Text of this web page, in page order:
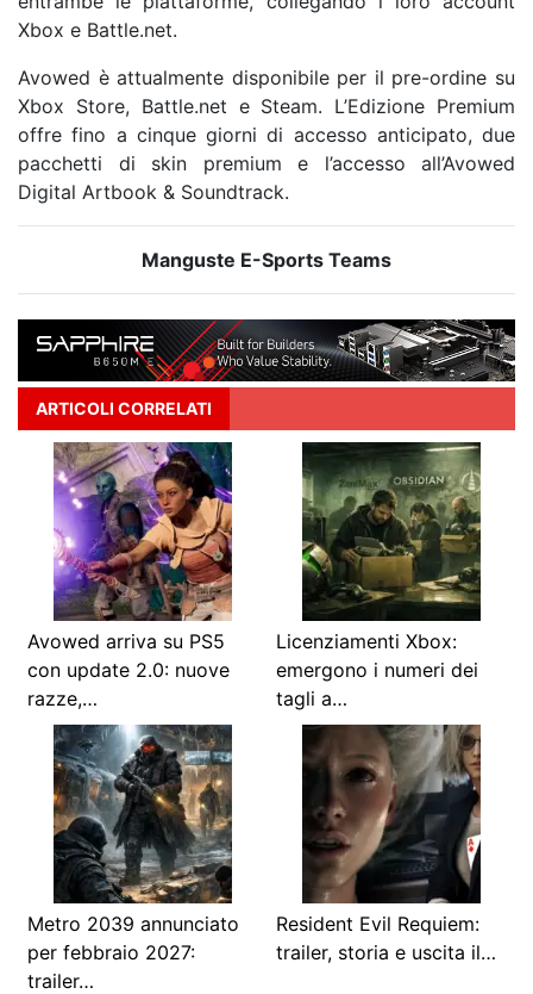
Xbox e Battle.net.
Avowed è attualmente disponibile per il pre-ordine su
Xbox Store, Battle.net e Steam. L’Edizione Premium
offre fino a cinque giorni di accesso anticipato, due
pacchetti di skin premium e l’accesso all’Avowed
Digital Artbook & Soundtrack.
Manguste E-Sports Teams
ARTICOLI CORRELATI
Avowed arriva su PS5
con update 2.0: nuove
razze,…
Licenziamenti Xbox:
emergono i numeri dei
tagli a…
Metro 2039 annunciato
per febbraio 2027:
trailer…
Resident Evil Requiem:
trailer, storia e uscita il…